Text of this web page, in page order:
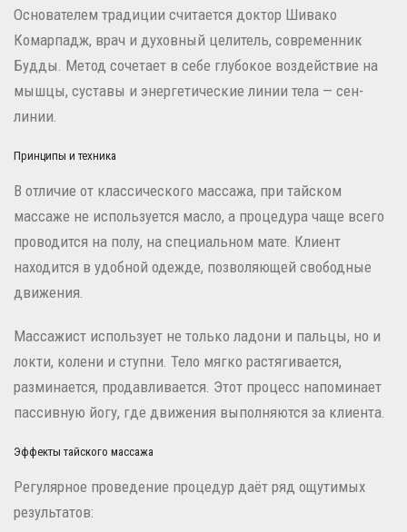
Основателем традиции считается доктор Шивако
Комарпадж, врач и духовный целитель, современник
Будды. Метод сочетает в себе глубокое воздействие на
мышцы, суставы и энергетические линии тела — сен-
линии.
Принципы и техника
В отличие от классического массажа, при тайском
массаже не используется масло, а процедура чаще всего
проводится на полу, на специальном мате. Клиент
находится в удобной одежде, позволяющей свободные
движения.
Массажист использует не только ладони и пальцы, но и
локти, колени и ступни. Тело мягко растягивается,
разминается, продавливается. Этот процесс напоминает
пассивную йогу, где движения выполняются за клиента.
Эффекты тайского массажа
Регулярное проведение процедур даёт ряд ощутимых
результатов: